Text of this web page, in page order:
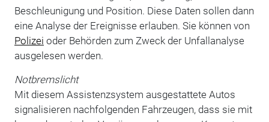
Beschleunigung und Position. Diese Daten sollen dann
eine Analyse der Ereignisse erlauben. Sie können von
Polizei oder Behörden zum Zweck der Unfallanalyse
ausgelesen werden.
Notbremslicht
Mit diesem Assistenzsystem ausgestattete Autos
signalisieren nachfolgenden Fahrzeugen, dass sie mit